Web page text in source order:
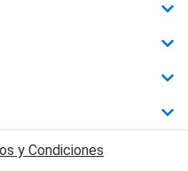
y Condiciones